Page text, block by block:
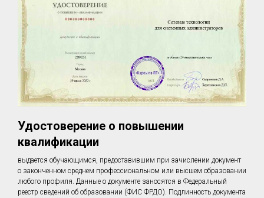
Удостоверение о повышении
квалификации
выдается обучающимся, предоставившим при зачислении документ
о законченном среднем профессиональном или высшем образовании
любого профиля. Данные о документе заносятся в Федеральный
реестр сведений об образовании (ФИС ФРДО). Подлинность документа